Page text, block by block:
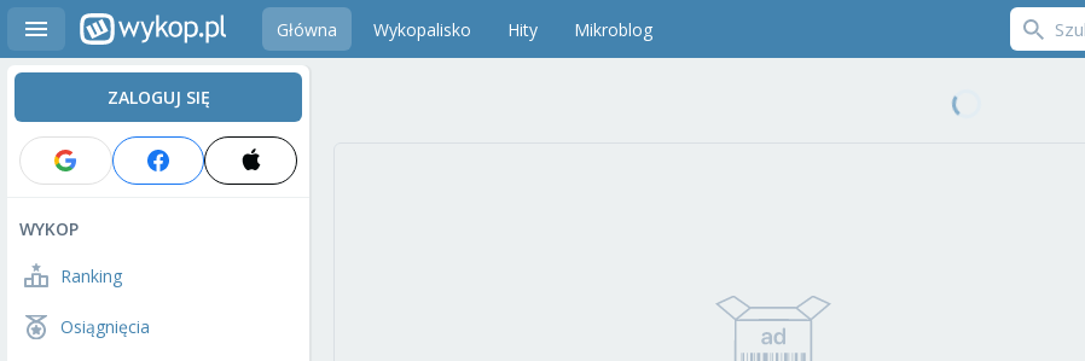
Główna Wykopalisko Hity Mikroblog
ZALOGUJ SIĘ
WYKOP
Ranking
Osiągnięcia